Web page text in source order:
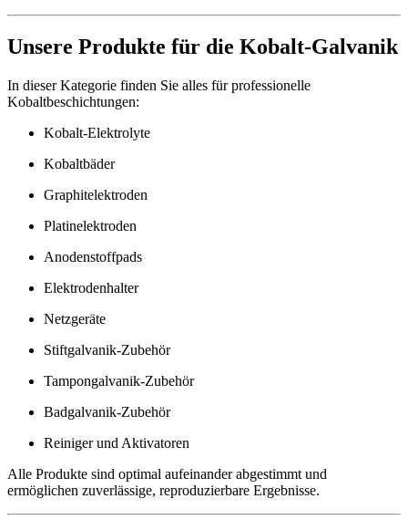
Unsere Produkte für die Kobalt-Galvanik
In dieser Kategorie finden Sie alles für professionelle
Kobaltbeschichtungen:
Kobalt-Elektrolyte
Kobaltbäder
Graphitelektroden
Platinelektroden
Anodenstoffpads
Elektrodenhalter
Netzgeräte
Stiftgalvanik-Zubehör
Tampongalvanik-Zubehör
Badgalvanik-Zubehör
Reiniger und Aktivatoren
Alle Produkte sind optimal aufeinander abgestimmt und
ermöglichen zuverlässige, reproduzierbare Ergebnisse.